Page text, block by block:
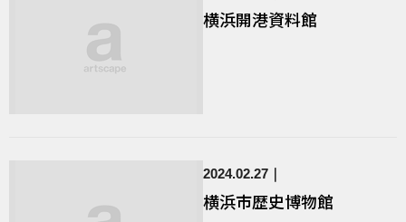
横浜開港資料館
2024.02.27
横浜市歴史博物館